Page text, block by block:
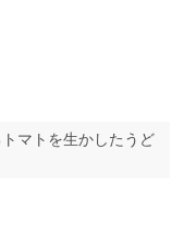
マトを生かしたうど